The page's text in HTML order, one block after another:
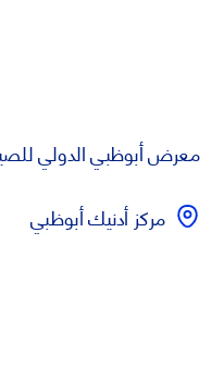
معرض أبوظبي الدولي للصيد
مركز أدنيك أبوظبي